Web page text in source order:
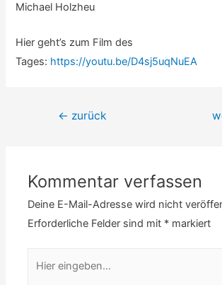
Michael Holzheu
Hier geht’s zum Film des
Tages: https://youtu.be/D4sj5uqNuEA
Beitrags-
← zurück
Kommentar verfassen
Deine E-Mail-Adresse wird nicht
Erforderliche Felder sind mit * markiert